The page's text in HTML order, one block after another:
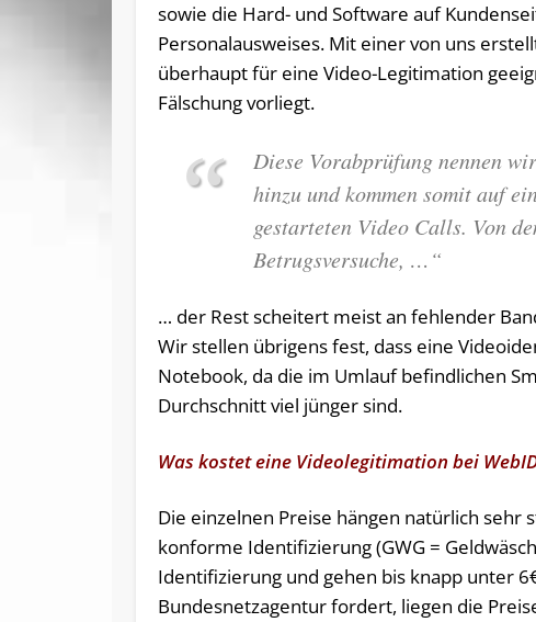
sowie die Hard- und Software auf
Personalausweises. Mit einer von uns
überhaupt für eine Video-Legitimation
Fälschung vorliegt.
Diese Vorabprüfung nennen
hinzu und kommen somit auf
gestarteten Video Calls. Von
Betrugsversuche, …“
… der Rest scheitert meist an fehlender
Wir stellen übrigens fest, dass eine
Notebook, da die im Umlauf befindlichen
Durchschnitt viel jünger sind.
Was kostet eine Videolegitimation bei
Die einzelnen Preise hängen natürlich sehr
konforme Identifizierung (GWG =
Identifizierung und gehen bis knapp unter
Bundesnetzagentur fordert, liegen die